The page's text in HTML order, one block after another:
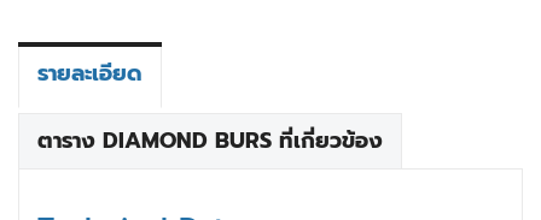
รายละเอียด
ตาราง DIAMOND BURS ที่เกี่ยวข้อง